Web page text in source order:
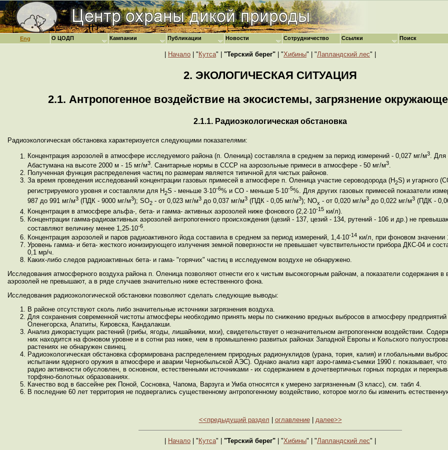
Eng
Начало | " Кутса" | "Терский берег" | "Хибины" | "Лапландский лес" |
2. ЭКОЛОГИЧЕСКАЯ СИТУАЦИЯ
2.1. Антропогенное воздействие на экосистемы, загрязнение
2.1.1. Радиоэкологическая обстановка
Радиоэкологическая обстановка характеризуется следующими показателями:
Концентрация аэрозолей в атмосфере исследуемого района (п. Оленица) составляла в среднем за период измерений - 0,027 мг/м3. Для
Абастумана на высоте 2000 м - 15 мг/м3 . Санитарные нормы в СССР на аэрозольные примеси в атмосфере - 50 мг/м3
Полученная функция распределения частиц по размерам является типичной для чистых районов.
За время проведения исследований концентрации газовых примесей в атмосфере п. Оленица участие сероводорода (Н2S) и угарного
регистрируемого уровня и составляли для H2S - меньше 3·10-6% и СО - меньше 5·10-5%. Для других газовых примесей показатели
987 до 991 мг/м3 (ПДК - 9000 мг/м3); SО2 - от 0,023 мг/м3 до 0,037 мг/м3 (ПДК - 0,05 мг/м3); NOx - от 0,020 мг/м3 до 0,022 мг/м3 (ПДК -
Концентрация в атмосфере альфа-, бета- и гамма- активных аэрозолей ниже фонового (2,2·10-15 ки/л).
Концентрации гамма-радиоактивных аэрозолей антропогенного происхождения (цезий - 137, цезий - 134, рутений - 106 и др.) не
составляют величину менее 1,25·10-6.
Концентрация аэрозолей и паров радиоактивного йода составила в среднем за период измерений, 1,4·10-14 ки/л, при фоновом значении
Уровень гамма- и бета- жесткого ионизирующего излучения земной поверхности не превышает чувствительности прибора ДКС-04 и
0,1 мр/ч.
Каких-либо следов радиоактивных бета- и гама- "горячих" частиц в исследуемом воздухе не обнаружено.
Исследования атмосферного воздуха района п. Оленица позволяют отнести его к чистым высокогорным районам, а показатели содержания в
аэрозолей не превышают, а в ряде случаев значительно ниже естественного фона.
Исследования радиоэкологической обстановки позволяют сделать следующие выводы:
В районе отсутствуют сколь либо значительные источники загрязнения воздуха.
Для сохранения современной чистоты атмосферы необходимо принять меры по снижению вредных выбросов в атмосферу предприятий
Оленегорска, Апатиты, Кировска, Кандалакши.
Анализ дикорастущих растений (грибы, ягоды, лишайники, мхи), свидетельствует о незначительном антропогенном воздействии.
них находится на фоновом уровне и в сотни раз ниже, чем в промышленно развитых районах Западной Европы и Кольского
растениях не обнаружен свинец.
Радиоэкологическая обстановка сформирована распределением природных радионуклидов (урана, тория, калия) и глобальными
испытании ядерного оружия в атмосфере и аварии Чернобыльской АЭС). Однако анализ карт аэро-гамма-съемки 1990 г. показывает,
радио активности обусловлен, в основном, естественными источниками - их содержанием в дочетвертичных горных породах и
торфяно-болотных образованиях.
Качество вод в бассейне рек Поной, Сосновка, Чапома, Варзуга и Умба относятся к умерено загрязненным (3 класс), см. табл 4.
В последние 60 лет территория не подвергались существенному антропогенному воздействию, которое могло бы изменить
<<предыдущий раздел оглавление| далее>>
Начало | " Кутса" | "Терский берег" | "Хибины" | "Лапландский лес" |
О ЦОДП Кампании Публикации Новости Сотрудничество Ссылки Поиск